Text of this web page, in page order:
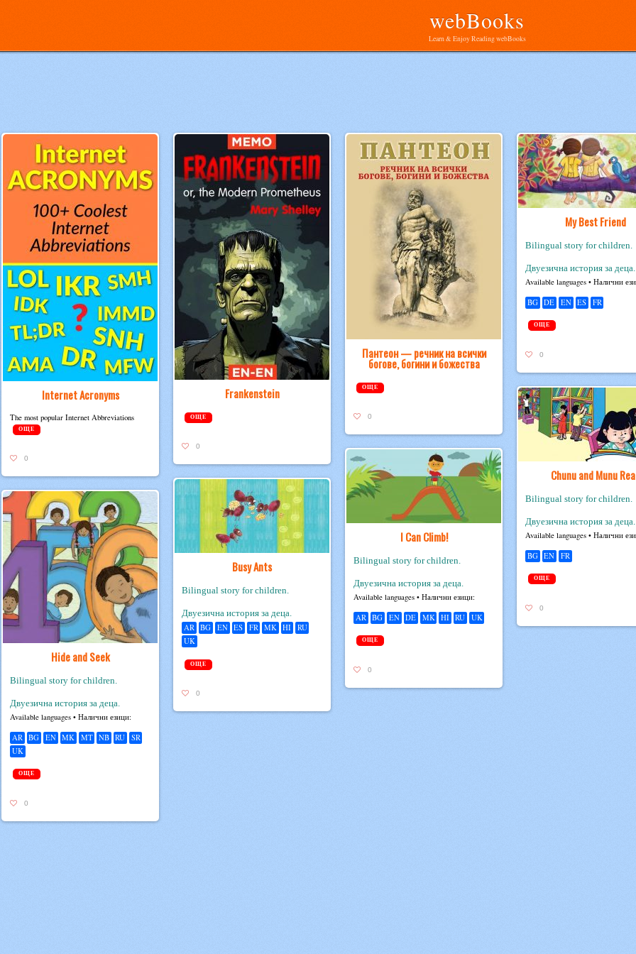
webBooks
Learn & Enjoy Reading webBooks
Internet Acronyms
The most pop­u­lar Inter­net Abbreviations
ОЩЕ
0
Frankenstein
ОЩЕ
0
Пантеон — речник на всички
богове, богини и божества
ОЩЕ
0
My Best Friend
Bilingual story for children.
Двуезична история за деца.
Avail­able lan­guages • Налични
BG DE EN ES FR
ОЩЕ
0
Chunu and Munu
Bilingual story for children.
Двуезична история за деца.
Avail­able lan­guages • Налични
BG EN FR
ОЩЕ
0
I Can Climb!
Bilingual story for children.
Двуезична история за деца.
Avail­able lan­guages • Налични езици:
AR BG EN DE MK HI RU UK
ОЩЕ
0
Busy Ants
Bilingual story for children.
Двуезична история за деца.
AR BG EN ES FR MK HI
RU
UK
ОЩЕ
0
Hide and Seek
Bilingual story for children.
Двуезична история за деца.
Avail­able lan­guages • Налични езици:
AR BG EN MK MT NB RU
SR
UK
ОЩЕ
0